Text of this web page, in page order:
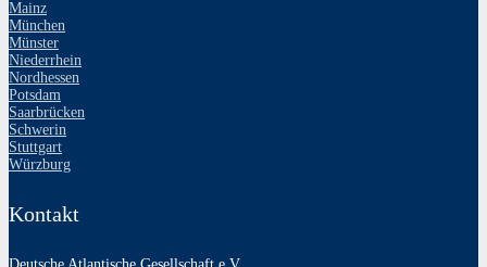
Mainz
München
Münster
Niederrhein
Nordhessen
Potsdam
Saarbrücken
Schwerin
Stuttgart
Würzburg
Kontakt